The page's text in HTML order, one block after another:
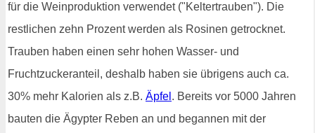
für die Weinproduktion verwendet ("Keltertrauben"). Die
restlichen zehn Prozent werden als Rosinen getrocknet.
Trauben haben einen sehr hohen Wasser- und
Fruchtzuckeranteil, deshalb haben sie übrigens auch ca.
30% mehr Kalorien als z.B. Äpfel . Bereits vor 5000 Jahren
bauten die Ägypter Reben an und begannen mit der